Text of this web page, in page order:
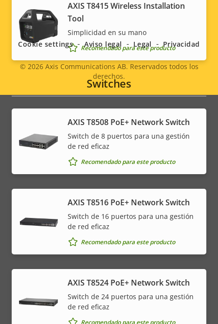
Sostenibilidad
AXIS T8415 Wireless Installation
Tool
Simplicidad en su mano
Recomendado para este producto
Switches
AXIS T8508 PoE+ Network Switch
Switch de 8 puertos para una gestión
de red eficaz
Recomendado para este producto
AXIS T8516 PoE+ Network Switch
Switch de 16 puertos para una gestión
de red eficaz
Recomendado para este producto
AXIS T8524 PoE+ Network Switch
Switch de 24 puertos para una gestión
de red eficaz
Recomendado para este producto
Social
menu
menu
© 2026Axis Communications AB. Reservados todos los
derechos.
Cookie settings Aviso legal Legal Privacidad